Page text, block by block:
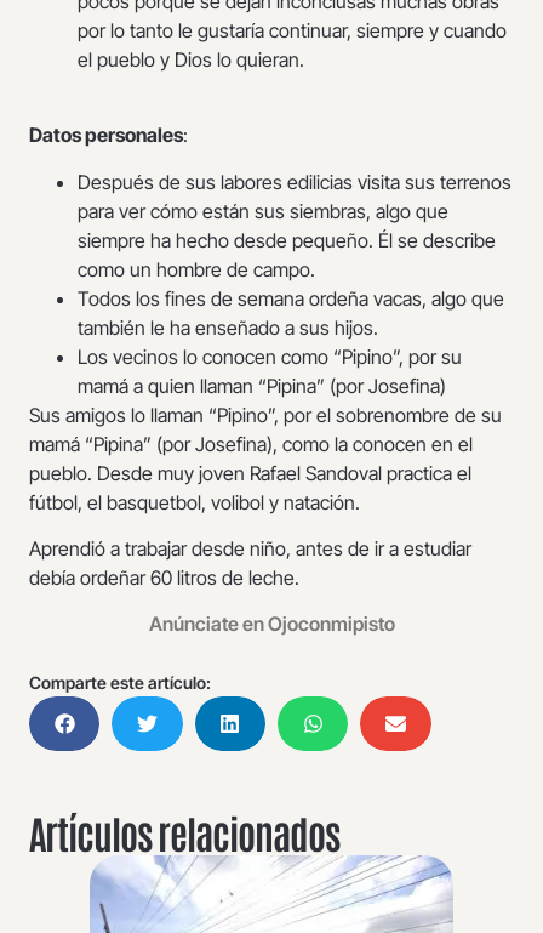
por lo tanto le gustaría continuar, siempre y cuando
el pueblo y Dios lo quieran.
Datos personales:
Después de sus labores edilicias visita sus terrenos
para ver cómo están sus siembras, algo que
siempre ha hecho desde pequeño. Él se describe
como un hombre de campo.
Todos los fines de semana ordeña vacas, algo que
también le ha enseñado a sus hijos.
Los vecinos lo conocen como “Pipino”, por su
mamá a quien llaman “Pipina” (por Josefina)
Sus amigos lo llaman “Pipino”, por el sobrenombre de su
mamá “Pipina” (por Josefina), como la conocen en el
pueblo. Desde muy joven Rafael Sandoval practica el
fútbol, el basquetbol, volibol y natación.
Aprendió a trabajar desde niño, antes de ir a estudiar
debía ordeñar 60 litros de leche.
Anúnciate en Ojoconmipisto
Comparte este artículo:
Artículos relacionados